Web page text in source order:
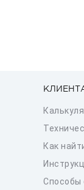
Как
Способы